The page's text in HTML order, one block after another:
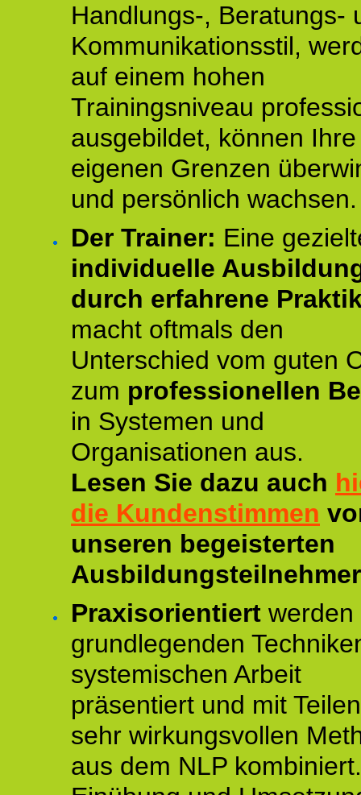
Handlungs-, Beratungs-
Kommunikationsstil,
auf einem hohen
Trainingsniveau
ausgebildet, können Ihre
eigenen Grenzen
und persönlich wachsen.
Der Trainer: Eine
individuelle
durch erfahrene
macht oftmals den
Unterschied vom guten
zum professionellen
in Systemen und
Organisationen aus.
Lesen Sie dazu auch
die Kundenstimmen
unseren begeisterten
Praxisorientiert werden
grundlegenden
systemischen Arbeit
präsentiert und mit
sehr wirkungsvollen
aus dem NLP